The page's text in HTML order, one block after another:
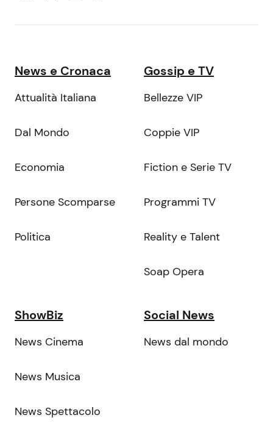
News e Cronaca
Attualità Italiana
Dal Mondo
Economia
Persone Scomparse
Politica
Gossip e TV
Bellezze VIP
Coppie VIP
Fiction e Serie TV
Programmi TV
Reality e Talent
Soap Opera
ShowBiz
News Cinema
News Musica
News Spettacolo
Social News
News dal mondo